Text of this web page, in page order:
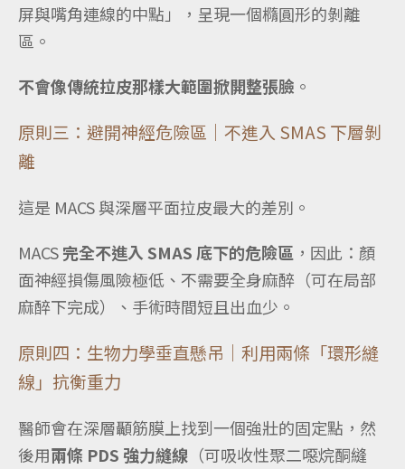
屏與嘴角連線的中點」，呈現一個橢圓形的剝離
區。
不會像傳統拉皮那樣大範圍掀開整張臉 。
原則三：避開神經危險區｜不進入 SMAS 下層剝
離
這是 MACS 與深層平面拉皮最大的差別。
MACS完全不進入 SMAS 底下的危險區 ，因此：顏
面神經損傷風險極低、不需要全身麻醉（可在局部
麻醉下完成）、手術時間短且出血少。
原則四：生物力學垂直懸吊｜利用兩條「環形縫
線」抗衡重力
醫師會在深層顳筋膜上找到一個強壯的固定點，然
後用兩條 PDS 強力縫線 （可吸收性聚二噁烷酮縫